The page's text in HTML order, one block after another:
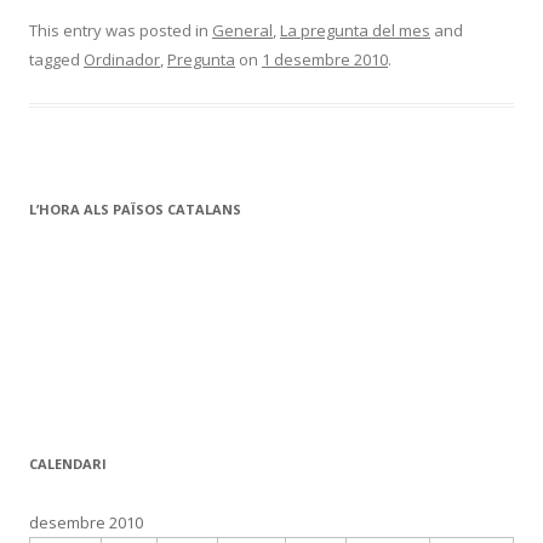
e
b
k
itt
er
m
p
ix
This entry was posted in General, La pregunta del mes and
tagged Ordinador, Pregunta on 1 desembre 2010.
L’HORA ALS PAÏSOS CATALANS
CALENDARI
desembre 2010